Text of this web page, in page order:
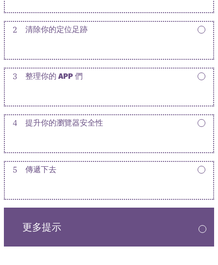
2 清除你的定位足跡
3 整理你的 APP 們
4 提升你的瀏覽器安全性
5 傳遞下去
更多提示